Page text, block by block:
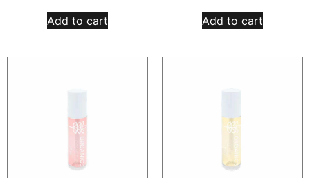
Add to cart Add to cart